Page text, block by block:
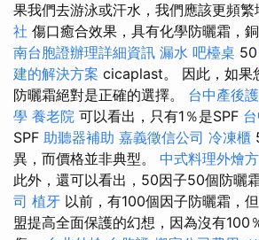
果我們去游泳或汗水，我們應該更頻繁
社 傷口癒合效果，具有化學防曬霜，
南台胞證辦理詳細資訊 漏水 吧檯桌 50
建的解決方案 cicaplast。 因此，如果
防曬霜絕對是正確的選擇。 台中產後
學 養老院 可以看出，只有1％是SPF
SPF 助聽器補助 嘉義徵信公司 冷凍櫃
異，而價格並非典型。 中式料理外燴
此外，還可以看出，50因子50個防曬
司 植牙 以前，有100個因子防曬霜，
盟提高全面保護的幻想，因為沒有100